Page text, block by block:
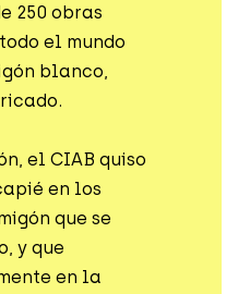
250 obras
el mundo
blanco,
el CIAB quiso
en los
que se
y que
en la